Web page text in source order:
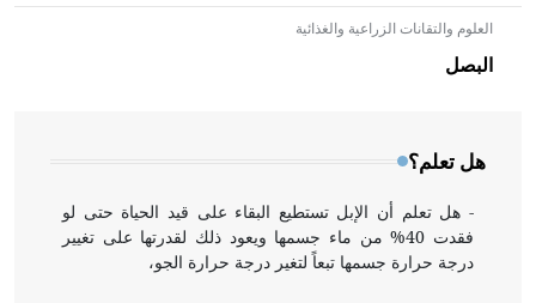
العلوم والتقانات الزراعية والغذائية
البصل
هل تعلم؟
- هل تعلم أن الأبلق نوع من الفنون الهندسية التي ارتبطت
بالعمارة الإسلامية في بلاد الشام ومصر خاصة، حيث يحرص
المعمار على بناء مداميكه وخاصة في الواجهات
- هل تعلم أن الإبل تستطيع البقاء على قيد الحياة حتى لو
فقدت 40% من ماء جسمها ويعود ذلك لقدرتها على تغيير
درجة حرارة جسمها تبعاً لتغير درجة حرارة الجو،